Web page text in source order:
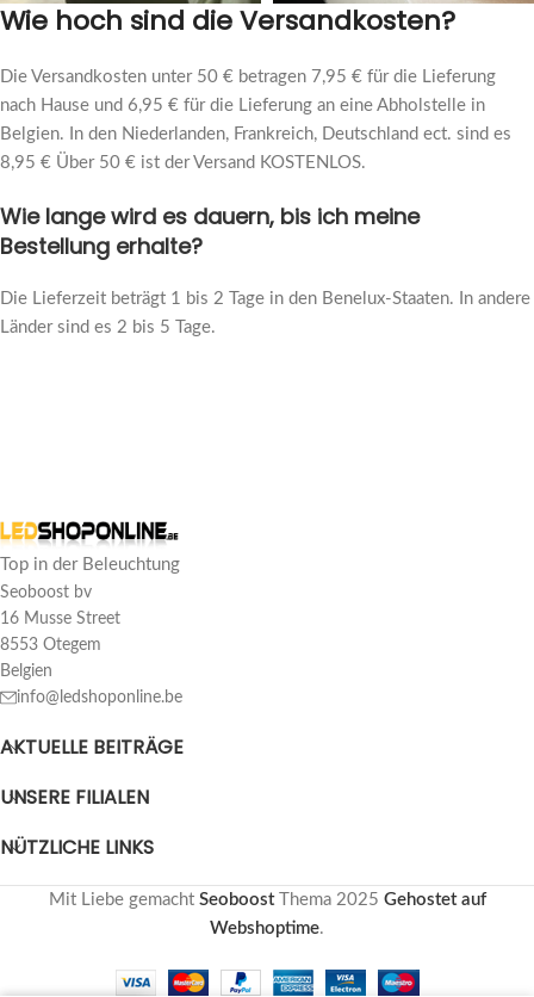
Wie hoch sind die Versandkosten?
Die Versandkosten unter 50 € betragen 7,95 € für die Lieferung
nach Hause und 6,95 € für die Lieferung an eine Abholstelle in
Belgien. In den Niederlanden, Frankreich, Deutschland ect. sind es
8,95 € Über 50 € ist der Versand KOSTENLOS.
Wie lange wird es dauern, bis ich meine
Bestellung erhalte?
Die Lieferzeit beträgt 1 bis 2 Tage in den Benelux-Staaten. In andere
Länder sind es 2 bis 5 Tage.
Leen L
Bewertung: 5/5
Erhabenes Scheinwerferlicht. Schönes Licht.
Sat Mar 15 2025 19:19:28 GMT+0000 (Koordinierte Weltzeit)
Top in der Beleuchtung
Seoboost bv
16 Musse Street
8553 Otegem
Belgien
info@ledshoponline.be
AKTUELLE BEITRÄGE
UNSERE FILIALEN
NÜTZLICHE LINKS
Mit Liebe gemacht SeoboostThema2025 Gehostet auf
Webshoptime.